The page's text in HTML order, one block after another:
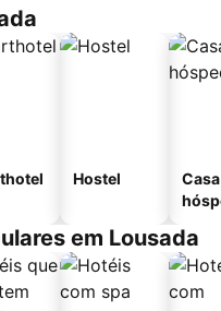
Hostel
em Lousada